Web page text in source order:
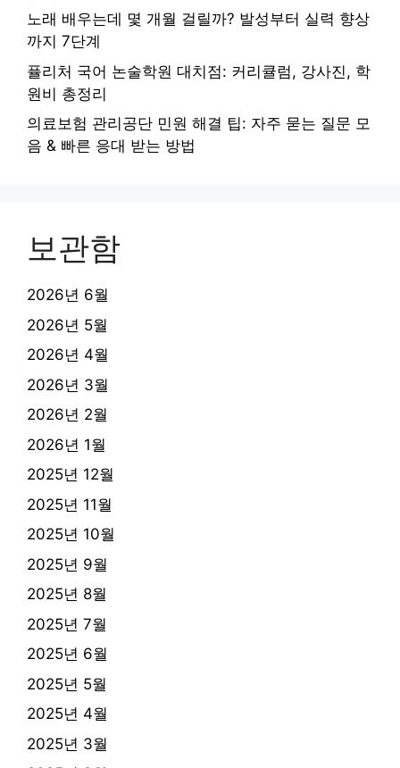
노래 배우는데 몇 개월 걸릴까? 발성부터 실력 향상
까지 7단계
퓰리처 국어 논술학원 대치점: 커리큘럼, 강사진, 학
원비 총정리
의료보험 관리공단 민원 해결 팁: 자주 묻는 질문 모
음 & 빠른 응대 받는 방법
보관함
2026년 6월
2026년 5월
2026년 4월
2026년 3월
2026년 2월
2026년 1월
2025년 12월
2025년 11월
2025년 10월
2025년 9월
2025년 8월
2025년 7월
2025년 6월
2025년 5월
2025년 4월
2025년 3월